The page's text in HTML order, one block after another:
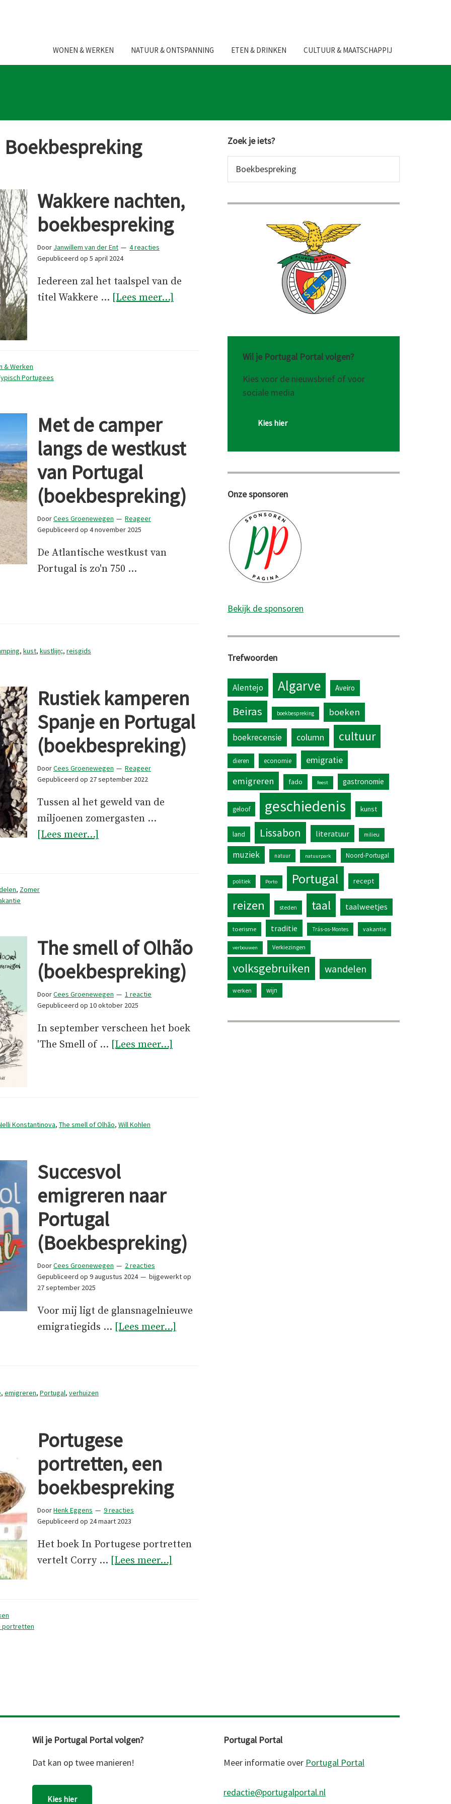
WONEN & WERKEN NATUUR & ONTSPANNING ETEN & DRINKEN CULTUUR & MAATSCHAPPIJ
Wakkere nachten,
boekbespreking
Door Janwillem van der Ent
4 reacties
Gepubliceerd op 5 april 2024
Iedereen zal het taalspel van de
titel Wakkere … [Lees meer...]
& Werken
Portugees
Met de camper
langs de westkust
van Portugal
(boekbespreking)
DoorCees Groenewegen
Reageer
Gepubliceerd op 4 november 2025
De Atlantische westkust van
Portugal is zo'n 750 …
, kust, kustlijn;, reisgids
Rustiek kamperen
Spanje en Portugal
(boekbespreking)
DoorCees Groenewegen
Reageer
Gepubliceerd op 27 september 2022
Tussen al het geweld van de
miljoenen zomergasten …
[Lees meer...]
, Zomer
The smell of Olhão
(boekbespreking)
DoorCees Groenewegen
1 reactie
Gepubliceerd op 10 oktober 2025
In september verscheen het boek
'The Smell of … [Lees meer...]
Konstantinova, The smell of Olhão, Will Kohlen
Succesvol
emigreren naar
Portugal
(Boekbespreking)
DoorCees Groenewegen
2 reacties
Gepubliceerd op 9 augustus 2024
bijgewerkt op
27 september 2025
Voor mij ligt de glansnagelnieuwe
emigratiegids … [Lees meer...]
, emigreren, Portugal, verhuizen
Portugese
portretten, een
boekbespreking
DoorHenk Eggens
9 reacties
Gepubliceerd op 24 maart 2023
Het boek In Portugese portretten
vertelt Corry … [Lees meer...]
portretten
Primaire
Sidebar
Zoek je iets?
website
Wil je Portugal Portal volgen?
Kies voor de nieuwsbrief of voor
sociale media
Kies hier
Onze sponsoren
Bekijk de sponsoren
Trefwoorden
Alentejo Algarve Aveiro
Beiras boekbespreking boeken
boekrecensie column cultuur
dieren economie
emigratie
emigreren
fado feest gastronomie
geloof geschiedenis kunst
land Lissabon literatuur milieu
muziek natuur natuurpark Noord-Portugal
politiek Porto Portugal recept
reizen steden taal taalweetjes
toerisme traditie Trás-os-Montes vakantie
verbouwen Verkiezingen
volksgebruiken wandelen
werken wijn
Wil je Portugal Portal volgen?
Dat kan op twee manieren!
Kies hier
Portugal Portal
Meer informatie over Portugal Portal
redactie@portugalportal.nl